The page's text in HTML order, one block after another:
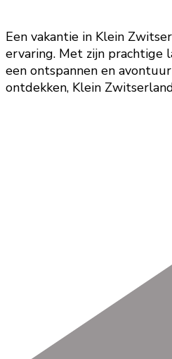
Een vakantie in Klein
ervaring. Met zijn prachtige
een ontspannen en
ontdekken, Klein